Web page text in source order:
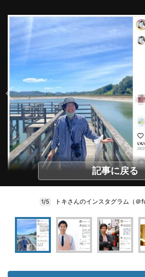
記事に戻る
1/5 トキさんのインスタグラム（